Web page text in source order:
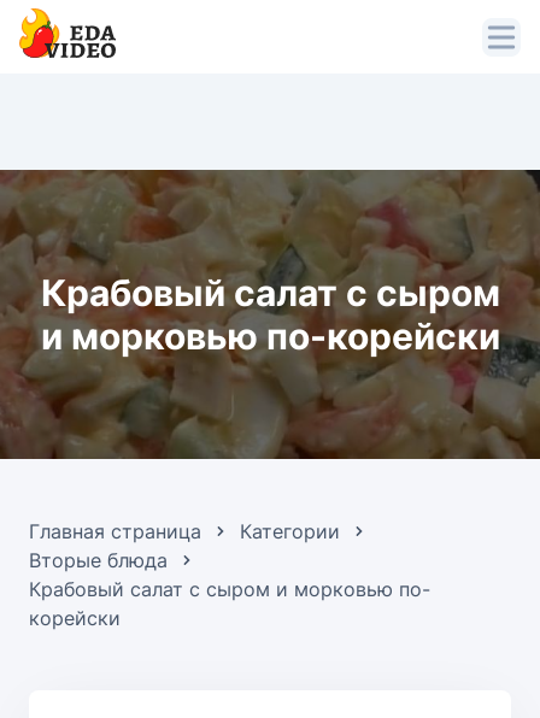
Крабовый салат с сыром
и морковью по-корейски
Главная страница
Категории
Вторые блюда
Крабовый салат с сыром и морковью по-
корейски